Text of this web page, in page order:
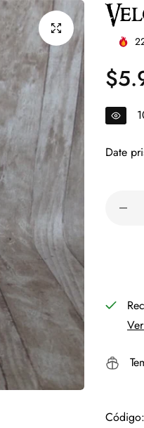
Precio
regular
Date
Código: